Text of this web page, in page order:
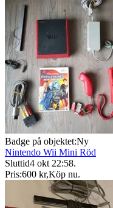
Badge på objektet:Ny
Nintendo Wii Mini Röd
Sluttid4 okt 22:58.
Pris:600 kr,Köp nu.